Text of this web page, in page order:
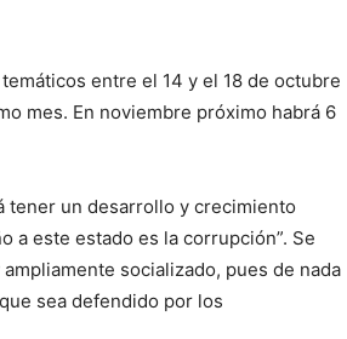
entre el 14 y el 18 de octubre
mes. En noviembre próximo habrá 6
tener un desarrollo y crecimiento
a este estado es la corrupción”. Se
socializado, pues de nada
sea defendido por los